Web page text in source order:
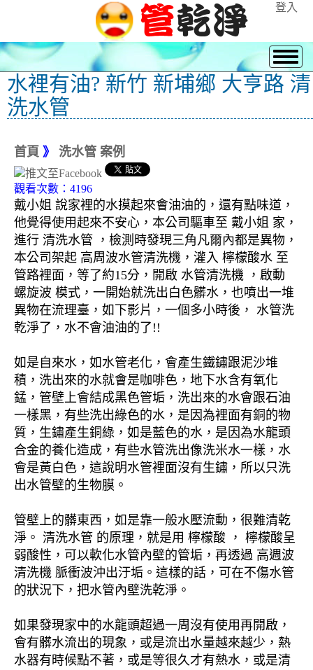
登入
水裡有油? 新竹 新埔鄉 大亨路 清
洗水管
首頁 》 洗水管 案例
觀看次數：4196
戴小姐 說家裡的水摸起來會油油的，還有點味道，
他覺得使用起來不安心，本公司驅車至 戴小姐 家，
進行 清洗水管 ，檢測時發現三角凡爾內都是異物，
本公司架起 高周波水管清洗機，灌入 檸檬酸水 至
管路裡面，等了約15分，開啟 水管清洗機 ，啟動
螺旋波 模式，一開始就洗出白色髒水，也噴出一堆
異物在流理臺，如下影片，一個多小時後， 水管洗
乾淨了，水不會油油的了!!
如是自來水，如水管老化，會產生鐵鏽跟泥沙堆
積，洗出來的水就會是咖啡色，地下水含有氧化
錳，管壁上會結成黑色管垢，洗出來的水會跟石油
一樣黑，有些洗出綠色的水，是因為裡面有銅的物
質，生鏽產生銅綠，如是藍色的水，是因為水龍頭
合金的養化造成，有些水管洗出像洗米水一樣，水
會是黃白色，這說明水管裡面沒有生鏽，所以只洗
出水管壁的生物膜。
管壁上的髒東西，如是靠一般水壓流動，很難清乾
淨。 清洗水管 的原理，就是用 檸檬酸 ， 檸檬酸呈
弱酸性，可以軟化水管內壁的管垢，再透過 高週波
清洗機 脈衝波沖出汙垢。這樣的話，可在不傷水管
的狀況下，把水管內壁洗乾淨。
如果發現家中的水龍頭超過一周沒有使用再開啟，
會有髒水流出的現象，或是流出水量越來越少，熱
水器有時候點不著，或是等很久才有熱水，或是清